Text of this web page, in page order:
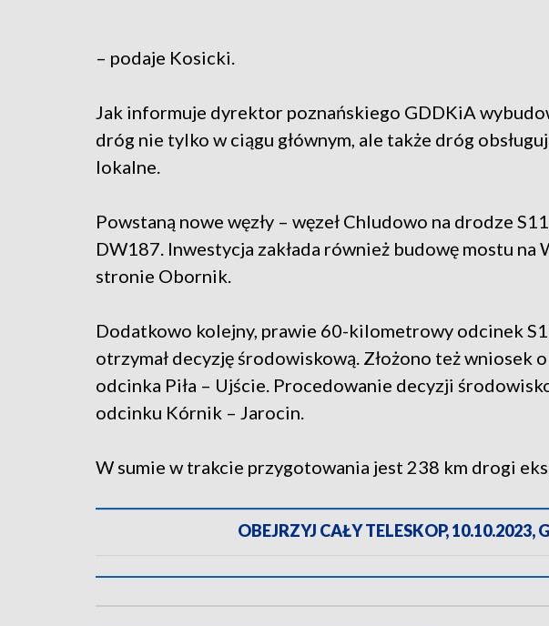
– podaje Kosicki.
Jak informuje dyrektor poznańskiego GDDKiA
dróg nie tylko w ciągu głównym, ale także dróg
lokalne.
Powstaną nowe węzły – węzeł Chludowo na drodze
DW187. Inwestycja zakłada również budowę mostu na
stronie Obornik.
Dodatkowo kolejny, prawie 60-kilometrowy odcinek
otrzymał decyzję środowiskową. Złożono też wniosek
odcinka Piła – Ujście. Procedowanie decyzji
odcinku Kórnik – Jarocin.
W sumie w trakcie przygotowania jest 238 km drogi
OBEJRZYJ CAŁY TELESKOP, 10.10.2023,